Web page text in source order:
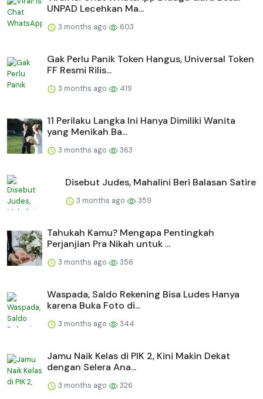
UNPAD Lecehkan Ma...
3 months ago 603
Gak Perlu Panik Token Hangus, Universal Token
FF Resmi Rilis...
3 months ago 419
11 Perilaku Langka Ini Hanya Dimiliki Wanita
yang Menikah Ba...
3 months ago 363
Disebut Judes, Mahalini Beri Balasan Satire
3 months ago 359
Tahukah Kamu? Mengapa Pentingkah
Perjanjian Pra Nikah untuk ...
3 months ago 356
Waspada, Saldo Rekening Bisa Ludes Hanya
karena Buka Foto di...
3 months ago 344
Jamu Naik Kelas di PIK 2, Kini Makin Dekat
dengan Selera Ana...
3 months ago 326